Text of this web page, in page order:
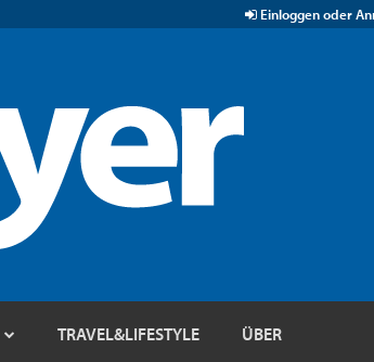
Einloggen oder
TRAVEL&LIFESTYLE ÜBER